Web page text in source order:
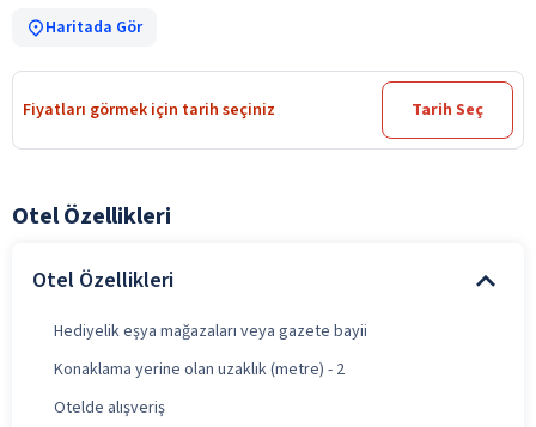
Haritada Gör
Fiyatları görmek için tarih seçiniz Tarih Seç
Otel Özellikleri
Otel Özellikleri
Hediyelik eşya mağazaları veya gazete bayii
Konaklama yerine olan uzaklık (metre) - 2
Otelde alışveriş